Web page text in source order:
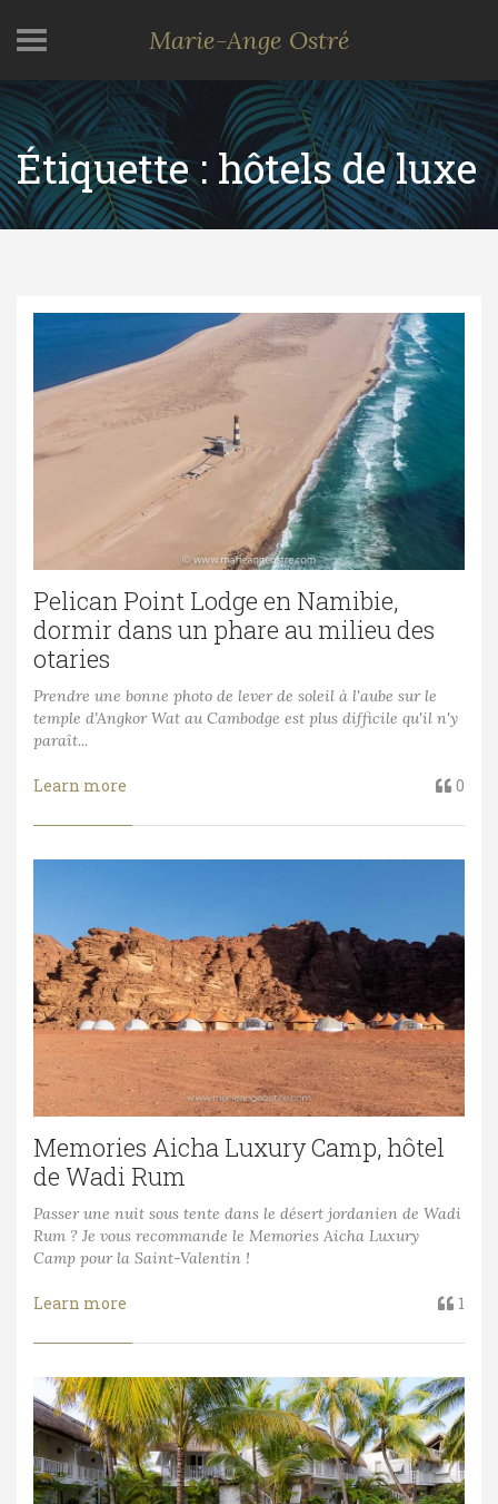
Marie-Ange Ostré
Étiquette : hôtels de luxe
Pelican Point Lodge en Namibie,
dormir dans un phare au milieu des
otaries
Prendre une bonne photo de lever de soleil à l'aube sur le
temple d'Angkor Wat au Cambodge est plus difficile qu'il n'y
paraît...
Learn more 0
Memories Aicha Luxury Camp, hôtel
de Wadi Rum
Passer une nuit sous tente dans le désert jordanien de Wadi
Rum ? Je vous recommande le Memories Aicha Luxury
Camp pour la Saint-Valentin !
Learn more 1